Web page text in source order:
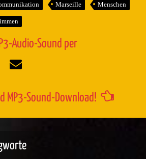
Marseille Menschen
Audio-Sound per
MP3-Sound-Download!